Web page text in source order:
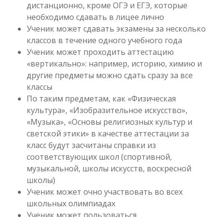
дистанционно, кроме ОГЭ и ЕГЭ, которые
необходимо сдавать в лицее лично
Ученик может сдавать экзамены за несколько
классов в течение одного учебного года
Ученик может проходить аттестацию
«вертикально»: например, историю, химию и
другие предметы можно сдать сразу за все
классы
По таким предметам, как «Физическая
культура», «Изобразительное искусство»,
«Музыка», «Основы религиозных культур и
светской этики» в качестве аттестации за
класс будут засчитаны справки из
соответствующих школ (спортивной,
музыкальной, школы искусств, воскресной
школы)
Ученик может очно участвовать во всех
школьных олимпиадах